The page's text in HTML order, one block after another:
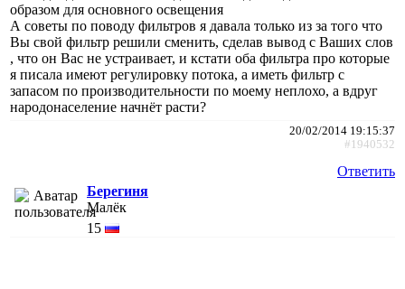
образом для основного освещения
А советы по поводу фильтров я давала только из за того что
Вы свой фильтр решили сменить, сделав вывод с Ваших слов
, что он Вас не устраивает, и кстати оба фильтра про которые
я писала имеют регулировку потока, а иметь фильтр с
запасом по производительности по моему неплохо, а вдруг
народонаселение начнёт расти?
20/02/2014 19:15:37
#1940532
Ответить
Берегиня
Малёк
15